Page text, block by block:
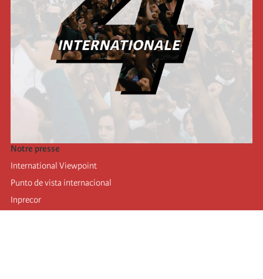
Notre presse
International Viewpoint
Punto de vista internacional
Inprecor